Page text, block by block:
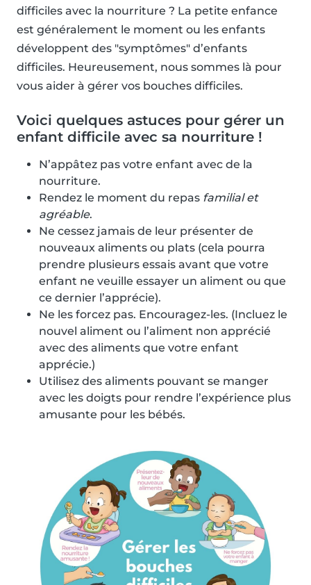
difficiles avec la nourriture ? La petite enfance
est généralement le moment ou les enfants
développent des "symptômes" d’enfants
difficiles. Heureusement, nous sommes là pour
vous aider à gérer vos bouches difficiles.
Voici quelques astuces pour gérer un
enfant difficile avec sa nourriture !
N’appâtez pas votre enfant avec de la
nourriture.
Rendez le moment du repas familial et
agréable.
Ne cessez jamais de leur présenter de
nouveaux aliments ou plats (cela pourra
prendre plusieurs essais avant que votre
enfant ne veuille essayer un aliment ou que
ce dernier l’apprécie).
Ne les forcez pas. Encouragez-les. (Incluez le
nouvel aliment ou l’aliment non apprécié
avec des aliments que votre enfant
apprécie.)
Utilisez des aliments pouvant se manger
avec les doigts pour rendre l’expérience plus
amusante pour les bébés.